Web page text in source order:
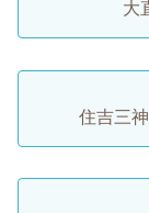
大
住吉三